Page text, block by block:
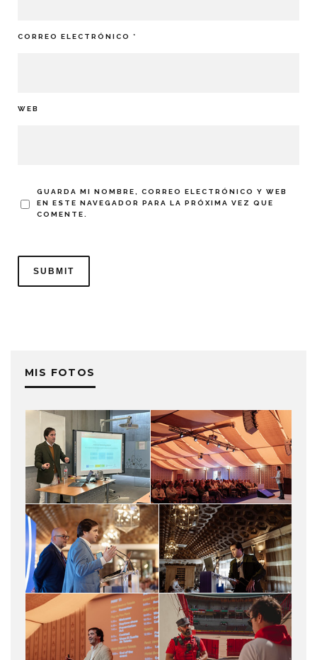
CORREO ELECTRÓNICO *
WEB
GUARDA MI NOMBRE, CORREO ELECTRÓNICO Y WEB
EN ESTE NAVEGADOR PARA LA PRÓXIMA VEZ QUE
COMENTE.
MIS FOTOS